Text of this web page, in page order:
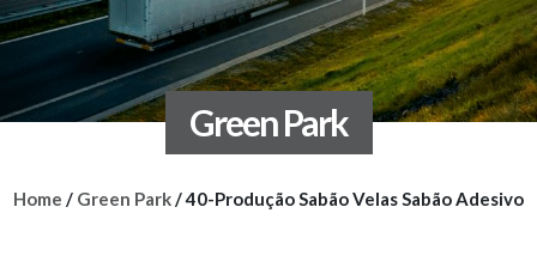
Green Park
Home / Green Park/40-Produção Sabão Velas Sabão Adesivo